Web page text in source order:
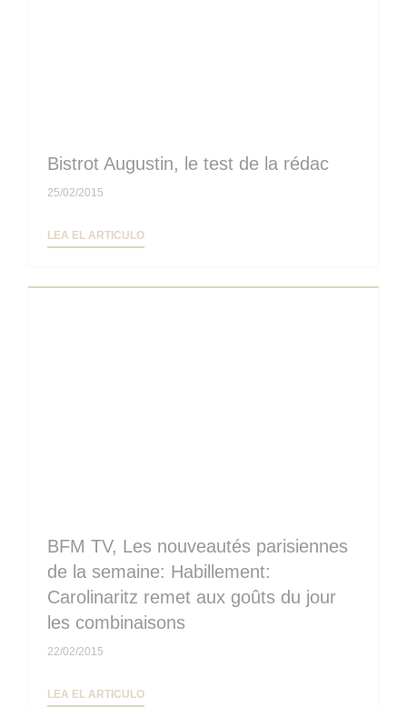
Bistrot Augustin, le test de la rédac
25/02/2015
LEA EL ARTICULO((ABRE EN UNA NUEVA VENTANA))
BFM TV, Les nouveautés parisiennes
de la semaine: Habillement:
Carolinaritz remet aux goûts du jour
les combinaisons
22/02/2015
LEA EL ARTICULO((ABRE EN UNA NUEVA VENTANA))